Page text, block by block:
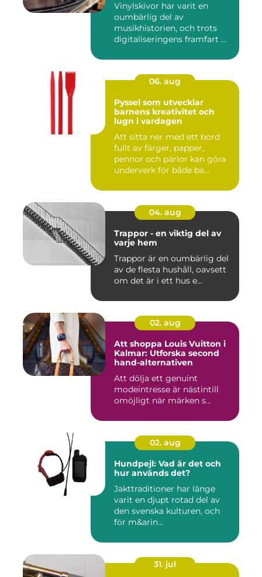
Vinylskivor har varit en
oumbärlig del av
musikhistorien, och trots
digitaliseringens framfart ...
06. aug
Pyssel som utvecklar
barnens kreativitet och
lugn i vardagen
Att sitta ner med ett bord
fullt av färger, papper,
pennor och pärlor kan göra
underverk för både ba...
04. aug
Trappor - en viktig del av
varje hem
Trappor är en oumbärlig del
av de flesta hushåll, oavsett
om det är i ett hus e...
02. aug
Att shoppa Louis Vuitton i
Kalmar: Utforska second
hand-alternativen
Att dölja ett genuint
modeintresse är nästintill
omöjligt när märken s...
02. aug
Hundpejl: Vad är det och
hur används det?
Jakttraditioner har länge
varit en djupt rotad del av
den svenska kulturen, och
för m&arin...
31. jul